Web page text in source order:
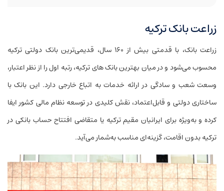
زراعت بانک ترکیه
زراعت بانک، با قدمتی بیش از ۱۶۰ سال، قدیمی‌ترین بانک دولتی ترکیه
محسوب می‌شود و در میان بهترین بانک‌ های ترکیه، رتبه اول را از نظر اعتبار،
وسعت شعب و سادگی در ارائه خدمات به اتباع خارجی دارد. این بانک با
ساختاری دولتی و قابل‌اعتماد، نقش کلیدی در توسعه نظام مالی کشور ایفا
کرده و به‌ویژه برای ایرانیان مقیم ترکیه یا متقاضی افتتاح حساب بانکی در
ترکیه بدون اقامت، گزینه‌ای مناسب به‌شمار می‌آید.